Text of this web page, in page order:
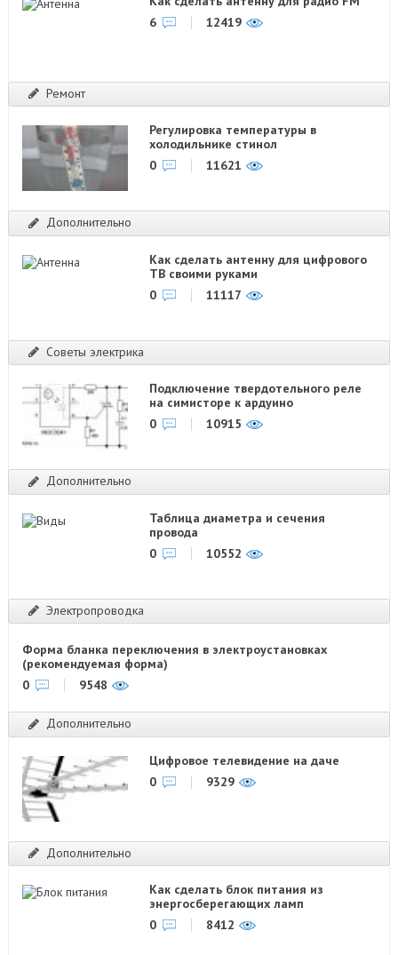
6
12419
Ремонт
Регулировка температуры в
холодильнике стинол
0
11621
Дополнительно
Как сделать антенну для цифрового
ТВ своими руками
0
11117
Советы электрика
Подключение твердотельного реле
на симисторе к ардуино
0
10915
Дополнительно
Таблица диаметра и сечения
провода
0
10552
Электропроводка
Форма бланка переключения в электроустановках
(рекомендуемая форма)
0
9548
Дополнительно
Цифровое телевидение на даче
0
9329
Дополнительно
Как сделать блок питания из
энергосберегающих ламп
0
8412